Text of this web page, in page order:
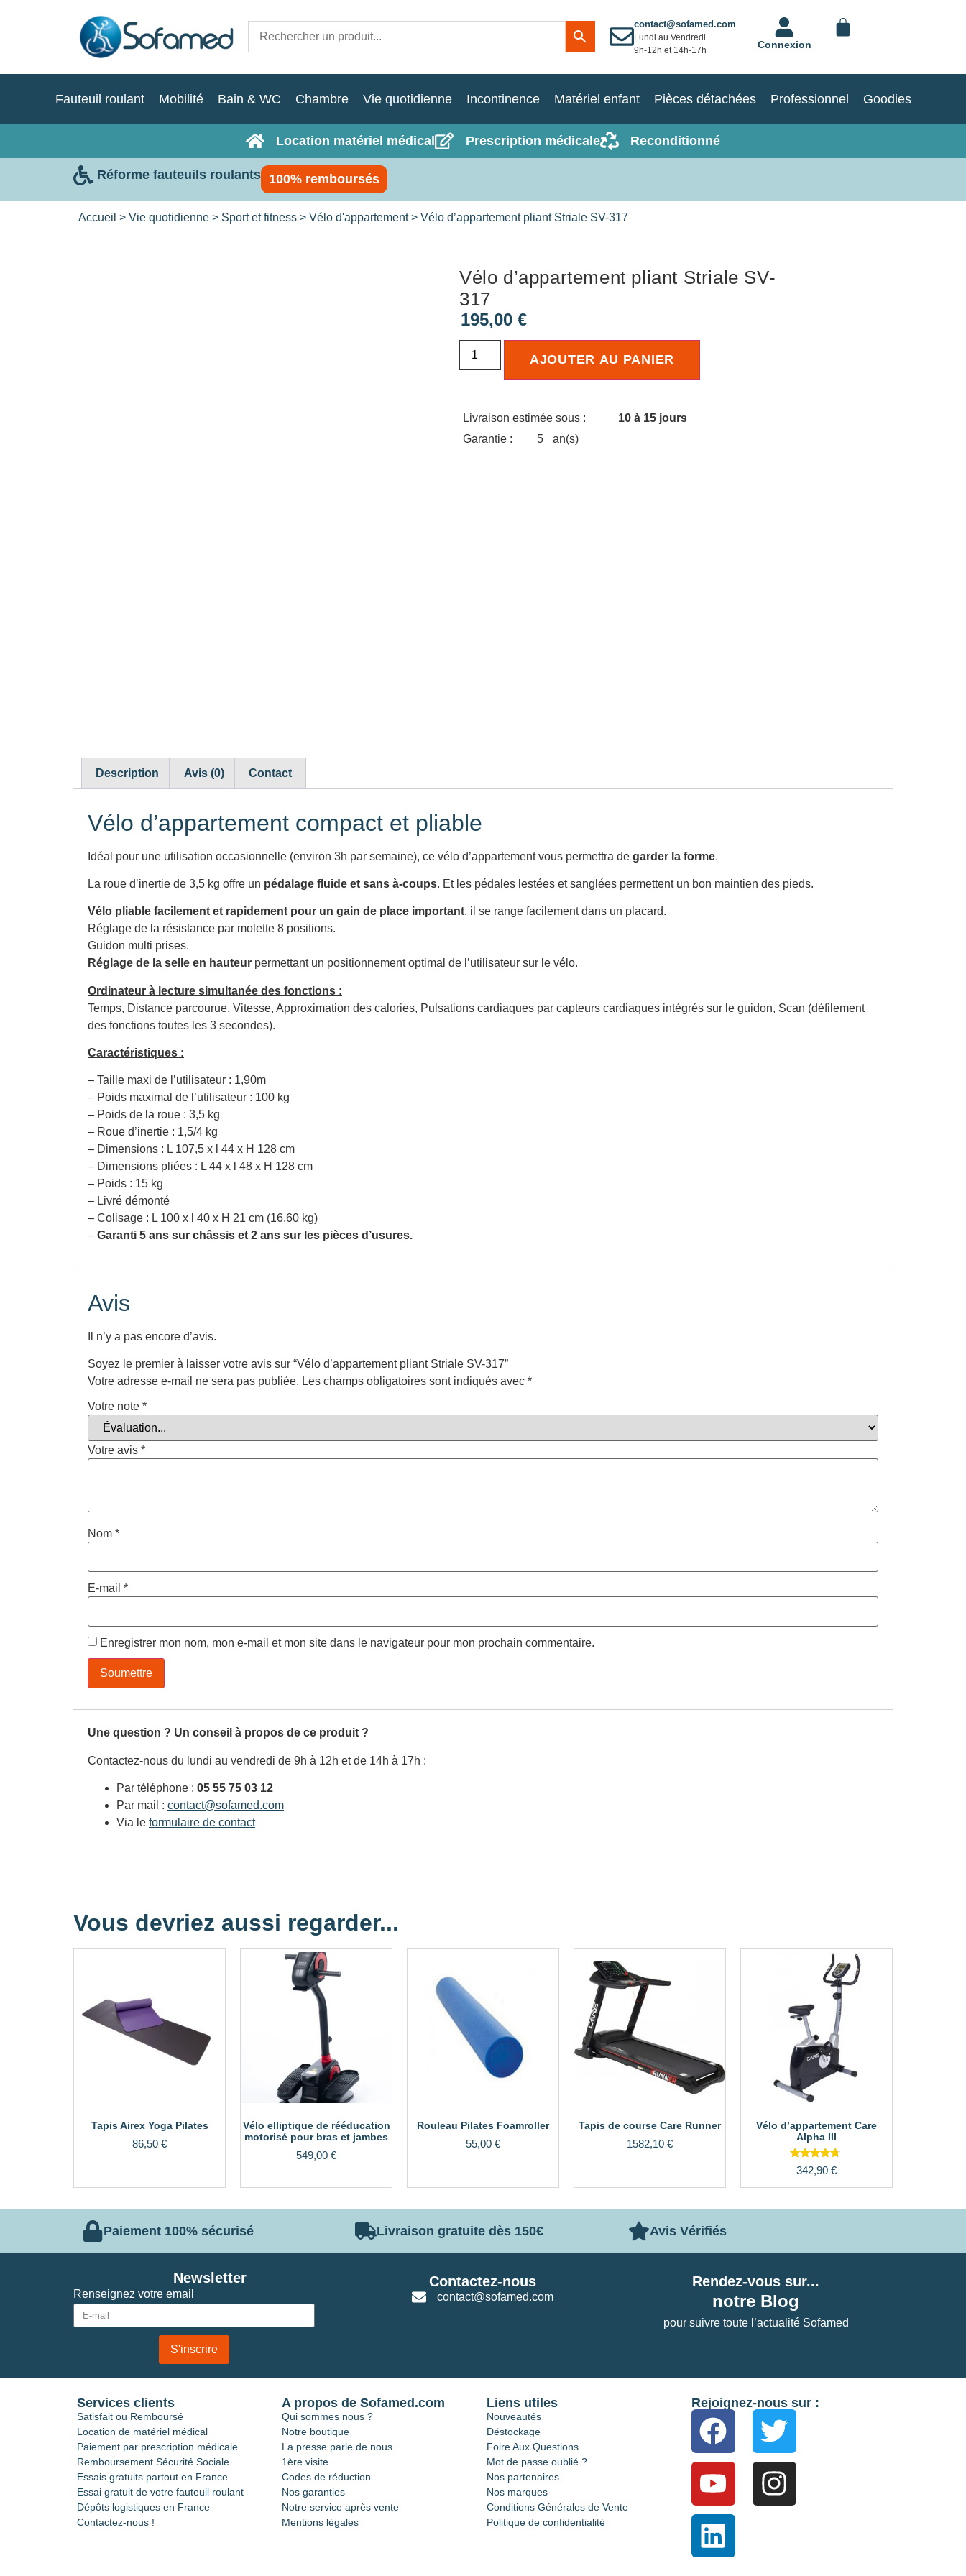
contact@sofamed.com
Lundi au Vendredi
9h-12h et 14h-17h
Connexion
Fauteuil roulant Mobilité Bain & WC Chambre Vie quotidienne Incontinence Matériel enfant Pièces détachées Professionnel Goodies
Location matériel médical Prescription médicale Reconditionné
Réforme fauteuils roulants 100% remboursés
Accueil > Vie quotidienne > Sport et fitness > Vélo d'appartement> Vélo d’appartement pliant Striale SV-317
Vélo d’appartement pliant Striale SV-
317
195,00 €
AJOUTER AU PANIER
Livraison estimée sous :
10 à 15 jours
Garantie :
5 an(s)
Description Avis (0) Contact
Vélo d’appartement compact et pliable
Idéal pour une utilisation occasionnelle (environ 3h par semaine), ce vélo d’appartement vous permettra de garder la forme.
La roue d’inertie de 3,5 kg offre un pédalage fluide et sans à-coups. Et les pédales lestées et sanglées permettent un bon maintien des pieds.
Vélo pliable facilement et rapidement pour un gain de place important, il se range facilement dans un placard.
Réglage de la résistance par molette 8 positions.
Guidon multi prises.
Réglage de la selle en hauteur permettant un positionnement optimal de l’utilisateur sur le vélo.
Ordinateur à lecture simultanée des fonctions :
Temps, Distance parcourue, Vitesse, Approximation des calories, Pulsations cardiaques par capteurs cardiaques intégrés sur le guidon, Scan (défilement
des fonctions toutes les 3 secondes).
Caractéristiques :
– Taille maxi de l’utilisateur : 1,90m
– Poids maximal de l’utilisateur : 100 kg
– Poids de la roue : 3,5 kg
– Roue d’inertie : 1,5/4 kg
– Dimensions : L 107,5 x l 44 x H 128 cm
– Dimensions pliées : L 44 x l 48 x H 128 cm
– Poids : 15 kg
– Livré démonté
– Colisage : L 100 x l 40 x H 21 cm (16,60 kg)
– Garanti 5 ans sur châssis et 2 ans sur les pièces d’usures.
Avis
Il n’y a pas encore d’avis.
Soyez le premier à laisser votre avis sur “Vélo d’appartement pliant Striale SV-317”
Votre adresse e-mail ne sera pas publiée. Les champs obligatoires sont indiqués avec *
Votre note *
Votre avis *
Nom *
E-mail *
Enregistrer mon nom, mon e-mail et mon site dans le navigateur pour mon prochain commentaire.
Une question ? Un conseil à propos de ce produit ?
Contactez-nous du lundi au vendredi de 9h à 12h et de 14h à 17h :
Par téléphone : 05 55 75 03 12
Par mail : contact@sofamed.com
Via le formulaire de contact
Vous devriez aussi regarder...
Tapis Airex Yoga Pilates
86,50 €
Vélo elliptique de rééducation
motorisé pour bras et jambes
549,00 €
Rouleau Pilates Foamroller
55,00 €
Tapis de course Care Runner
1582,10 €
Vélo d’appartement Care
Alpha III
Note
4.50
sur 5
342,90 €
Paiement 100% sécurisé Livraison gratuite dès 150€ Avis Vérifiés
Renseignez votre email
S'inscrire
Newsletter Contactez-nous
contact@sofamed.com
Rendez-vous sur...
notre Blog
pour suivre toute l’actualité Sofamed
Services clients
Satisfait ou Remboursé
Location de matériel médical
Paiement par prescription médicale
Remboursement Sécurité Sociale
Essais gratuits partout en France
Essai gratuit de votre fauteuil roulant
Dépôts logistiques en France
Contactez-nous !
A propos de Sofamed.com
Qui sommes nous ?
Notre boutique
La presse parle de nous
1ère visite
Codes de réduction
Nos garanties
Notre service après vente
Mentions légales
Liens utiles
Nouveautés
Déstockage
Foire Aux Questions
Mot de passe oublié ?
Nos partenaires
Nos marques
Conditions Générales de Vente
Politique de confidentialité
Rejoignez-nous sur :